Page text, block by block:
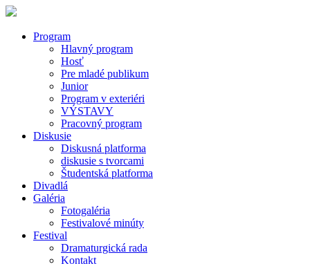
Program
Hlavný program
Hosť
Pre mladé publikum
Junior
Program v exteriéri
VÝSTAVY
Pracovný program
Diskusie
Diskusná platforma
diskusie s tvorcami
Študentská platforma
Divadlá
Galéria
Fotogaléria
Festivalové minúty
Festival
Dramaturgická rada
Kontakt